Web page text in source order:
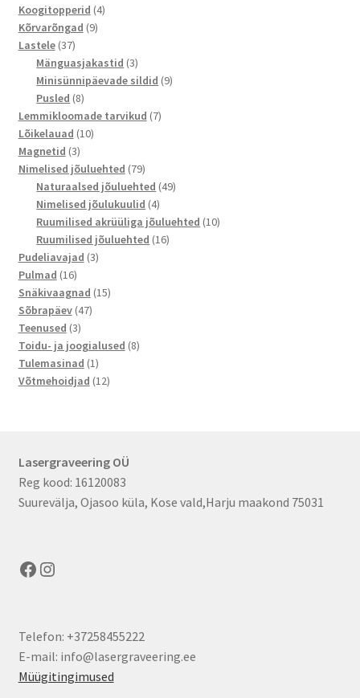
toodet
Koogitopperid 44
Kõrvarõngad 99
Lastele 3737
toodet
Mänguasjakastid 33
toodet
Minisünnipäevade sildid 99
Pusled 88
toodet
Lemmikloomade tarvikud 77
Lõikelauad 1010
Magnetid 33
toodet
Nimelised jõuluehted 7979
toodet
Naturaalsed jõuluehted 4949
Nimelised jõulukuulid 44
toodet
Ruumilised akrüüliga jõuluehted 1010
Ruumilised jõuluehted 1616
Pudeliavajad 33
Pulmad 1616
toodet
Snäkivaagnad 1515
Sõbrapäev 4747
Teenused 33
toodet
Toidu- ja joogialused 88
Tulemasinad 11
toode
Võtmehoidjad 1212
Lasergraveering OÜ
Reg kood: 16120083
Suurevälja, Ojasoo küla, Kose vald,Harju maakond 75031
Facebook
Instagram
Telefon: +37258455222
E-mail: info@lasergraveering.ee
Müügitingimused